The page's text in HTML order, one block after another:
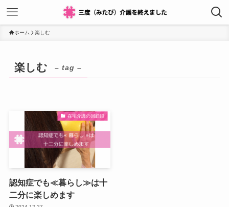
ホーム 楽しむ
楽しむ – tag –
在宅介護の回顧録
認知症でも≪暮らし≫は十
二分に楽しめます